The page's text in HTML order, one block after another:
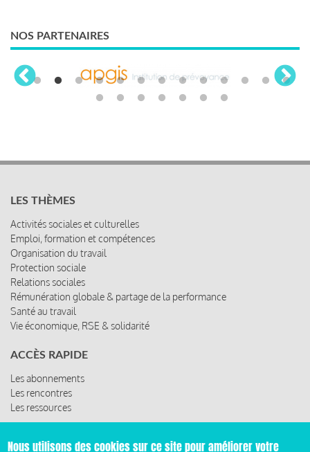
NOS PARTENAIRES
LES THÈMES
Activités sociales et culturelles
Emploi, formation et compétences
Organisation du travail
Protection sociale
Relations sociales
Rémunération globale & partage de la performance
Santé au travail
Vie économique, RSE & solidarité
ACCÈS RAPIDE
Les abonnements
Les rencontres
Les ressources
Nous utilisons des cookies sur ce site pour améliorer votre